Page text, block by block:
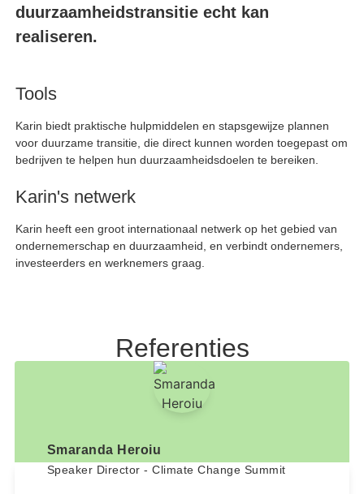
duurzaamheidstransitie echt kan
realiseren.
Tools
Karin biedt praktische hulpmiddelen en stapsgewijze plannen
voor duurzame transitie, die direct kunnen worden toegepast om
bedrijven te helpen hun duurzaamheidsdoelen te bereiken.
Karin's netwerk
Karin heeft een groot internationaal netwerk op het gebied van
ondernemerschap en duurzaamheid, en verbindt ondernemers,
investeerders en werknemers graag.
Referenties
Smaranda Heroiu
Speaker Director - Climate Change Summit